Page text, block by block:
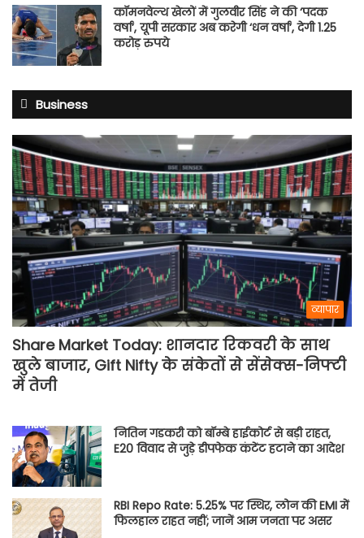
कॉमनवेल्थ खेलों में गुलवीर सिंह ने की ‘पदक
वर्षा’, यूपी सरकार अब करेगी ‘धन वर्षा’, देगी 1.25
करोड़ रुपये
Business
व्यापार
Share Market Today: शानदार रिकवरी के साथ
खुले बाजार, Gift Nifty के संकेतों से सेंसेक्स-निफ्टी
में तेजी
नितिन गडकरी को बॉम्बे हाईकोर्ट से बड़ी राहत,
E20 विवाद से जुड़े डीपफेक कंटेंट हटाने का आदेश
RBI Repo Rate: 5.25% पर स्थिर, लोन की EMI में
फिलहाल राहत नहीं; जानें आम जनता पर असर